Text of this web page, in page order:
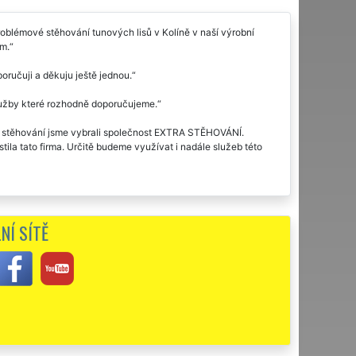
stěhování tunových lisů v Kolíně v naší výrobní
a děkuju ještě jednou.
které rozhodně doporučujeme.
jsme vybrali společnost EXTRA STĚHOVÁNÍ.
tato firma. Určitě budeme využívat i nadále služeb této
SÍTĚ